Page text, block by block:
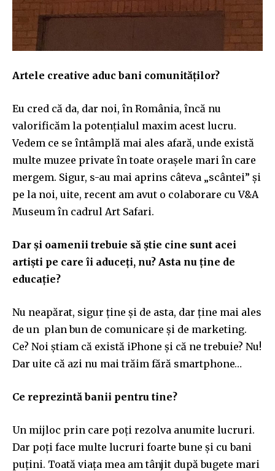
Artele creative aduc bani comunităților?
Eu cred că da, dar noi, în România, încă nu
valorificăm la potențialul maxim acest lucru.
Vedem ce se întâmplă mai ales afară, unde există
multe muzee private în toate orașele mari în care
mergem. Sigur, s-au mai aprins câteva „scântei” și
pe la noi, uite, recent am avut o colaborare cu V&A
Museum în cadrul Art Safari.
Dar și oamenii trebuie să știe cine sunt acei
artiști pe care îi aduceți, nu? Asta nu ține de
educație?
Nu neapărat, sigur ține și de asta, dar ține mai ales
de un plan bun de comunicare și de marketing.
Ce? Noi știam că există iPhone și că ne trebuie? Nu!
Dar uite că azi nu mai trăim fără smartphone…
Ce reprezintă banii pentru tine?
Un mijloc prin care poți rezolva anumite lucruri.
Dar poți face multe lucruri foarte bune și cu bani
puțini. Toată viața mea am tânjit după bugete mari